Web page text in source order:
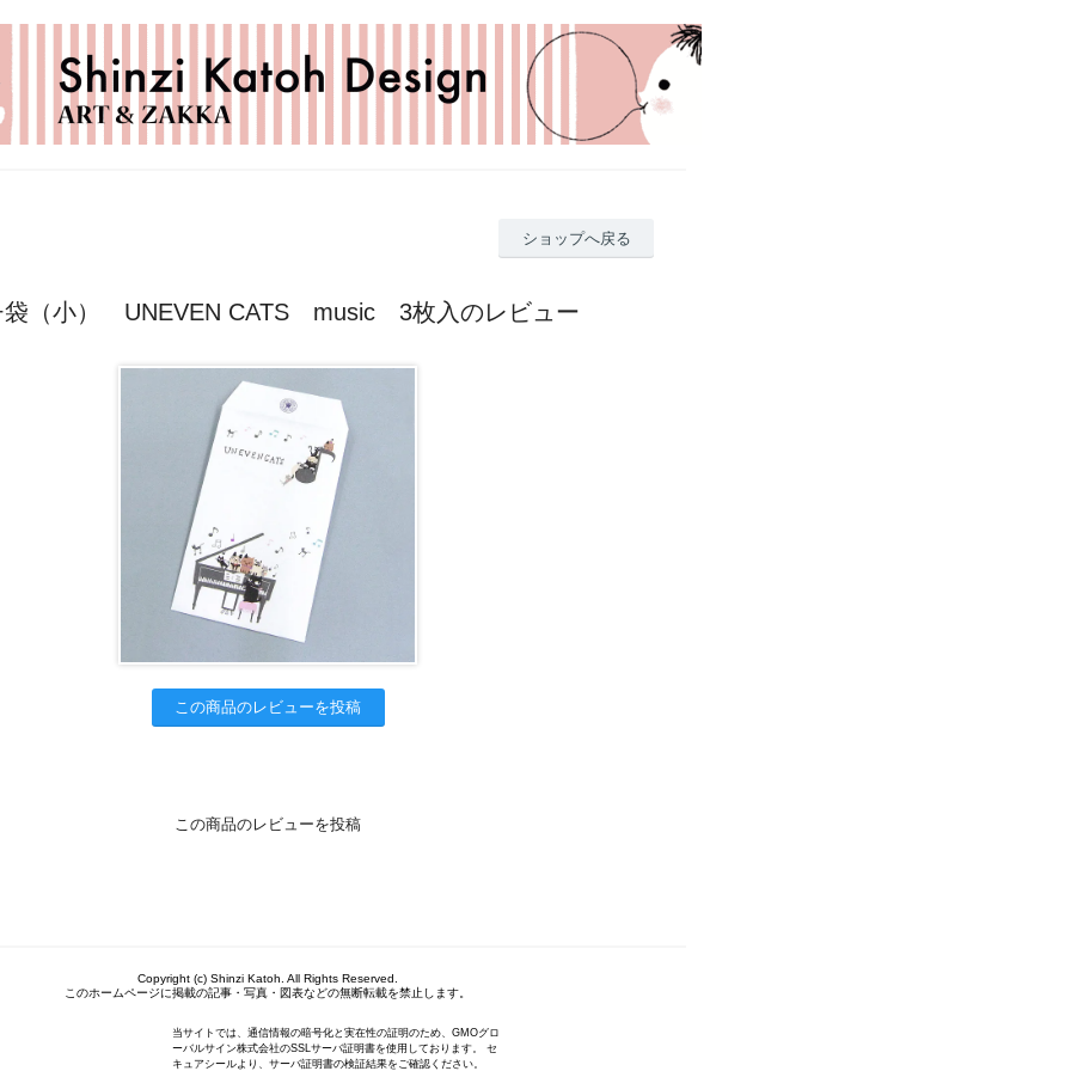
ショップへ戻る
袋（小） UNEVEN CATS music 3枚入のレビュー
この商品のレビューを投稿
この商品のレビューを投稿
Copyright (c) Shinzi Katoh. All Rights Reserved.
このホームページに掲載の記事・写真・図表などの無断転載を禁止します。
当サイトでは、通信情報の暗号化と実在性の証明のため、GMOグロ
ーバルサイン株式会社のSSLサーバ証明書を使用しております。 セ
キュアシールより、サーバ証明書の検証結果をご確認ください。